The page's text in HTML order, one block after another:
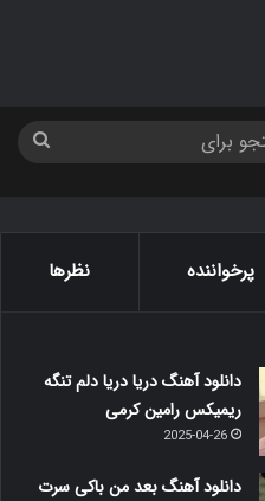
پرخواننده نظرها
دانلود آهنگ دریا دریا دلم تنگه
ریمیکس رامین کرمی
2025-04-26
دانلود آهنگ بعد من باکی سرت